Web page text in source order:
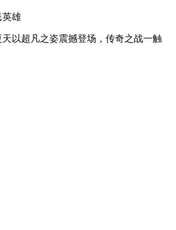
英雄
以超凡之姿震撼登场，传奇之战一触